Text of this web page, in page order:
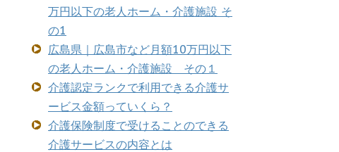
万円以下の老人ホーム・介護施設 そ
の1
広島県｜広島市など月額10万円以下
の老人ホーム・介護施設 その１
介護認定ランクで利用できる介護サ
ービス金額っていくら？
介護保険制度で受けることのできる
介護サービスの内容とは